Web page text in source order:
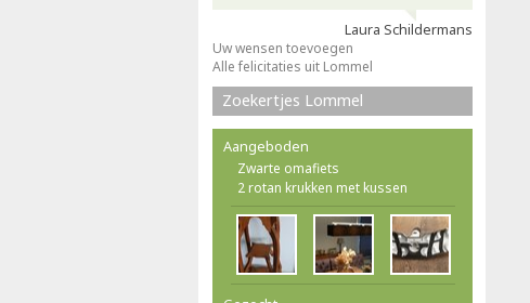
Laura Schildermans
Uw wensen toevoegen
Alle felicitaties uit Lommel
Zoekertjes Lommel
Aangeboden
Zwarte omafiets
2 rotan krukken met kussen